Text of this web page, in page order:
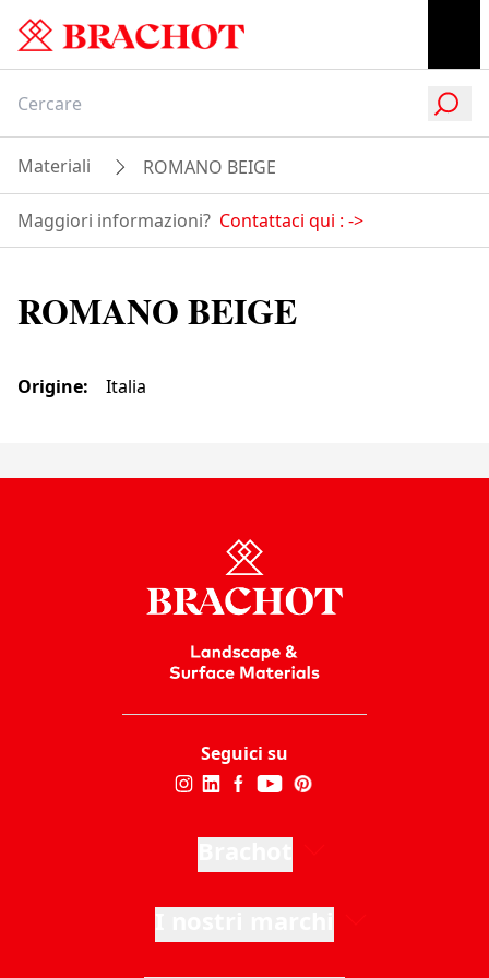
Materiali ROMANO BEIGE
Maggiori informazioni? Contattaci qui : ->
ROMANO BEIGE
Origine: Italia
Seguici su